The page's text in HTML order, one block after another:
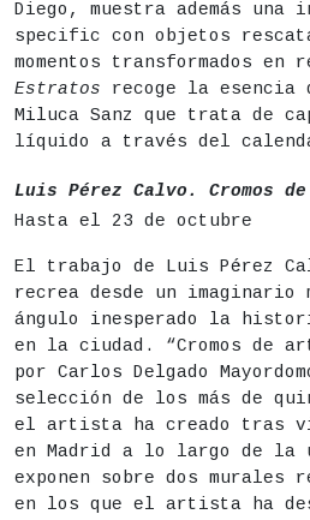
Diego, muestra además
specific con objetos
momentos transformados en
Estratos recoge la esencia
Miluca Sanz que trata de
líquido a través del
Luis Pérez Calvo. Cromos
Hasta el 23 de octubre
El trabajo de Luis Pérez
recrea desde un imaginario
ángulo inesperado la
en la ciudad. “Cromos de
por Carlos Delgado
selección de los más de
el artista ha creado tras
en Madrid a lo largo de la
exponen sobre dos
en los que el artista ha